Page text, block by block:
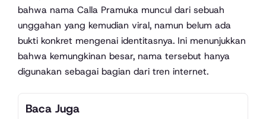
bahwa nama Calla Pramuka muncul dari sebuah
unggahan yang kemudian viral, namun belum ada
bukti konkret mengenai identitasnya. Ini menunjukkan
bahwa kemungkinan besar, nama tersebut hanya
digunakan sebagai bagian dari tren internet.
Baca Juga